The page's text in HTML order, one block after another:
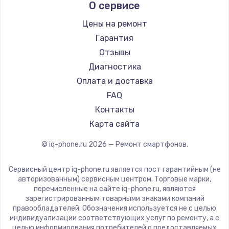
Ремонт смартфонов Nubia
Ремонт смартфонов Land Rover
Ремонт смартфонов Acer
Ремонт смартфонов HP
Ремонт смартфонов Poco
Ремонт смартфонов HTC
Ремонт смартфонов Blackmagic
Ремонт смартфонов Nothing
Ремонт смартфонов iQOO
Ginzzu
Highscreen
Irbis
Kyocera
LeEco
OnePlus
teXet
Motorola
Prestigio
Elephone
BlackView
Google
Vertu
О сервисе
Цены на ремонт
Гарантия
Отзывы
Диагностика
Оплата и доставка
FAQ
Контакты
Карта сайта
© iq-phone.ru 2026 — Ремонт смартфонов.
Сервисный центр iq-phone.ru является пост гарантийным (не
авторизованным) сервисным центром. Торговые марки,
перечисленные на сайте iq-phone.ru, являются
зарегистрированным товарными знаками компаний
правообладателей. Обозначения используется не с целью
индивидуализации соответствующих услуг по ремонту, а с